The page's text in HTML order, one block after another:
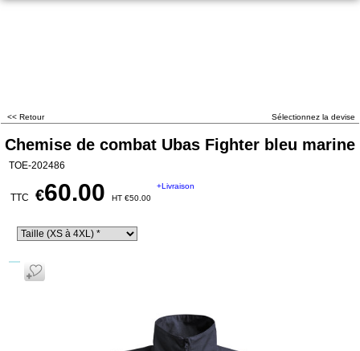
Sélectionnez la devise
<< Retour
Chemise de combat Ubas Fighter bleu marine
TOE-202486
TTC €60.00 HT €50.00
+Livraison